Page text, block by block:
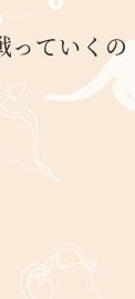
っていくの